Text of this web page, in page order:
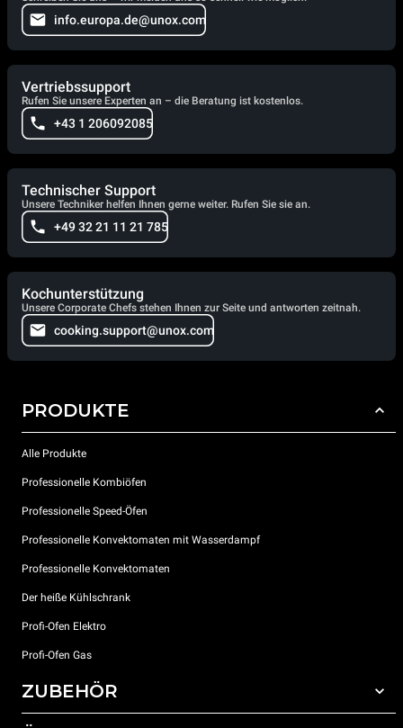
info.europa.de@unox.com
Vertriebssupport
Rufen Sie unsere Experten an – die Beratung ist kostenlos.
+43 1 206092085
Technischer Support
Unsere Techniker helfen Ihnen gerne weiter. Rufen Sie sie an.
+49 32 21 11 21 785
Kochunterstützung
Unsere Corporate Chefs stehen Ihnen zur Seite und antworten zeitnah.
cooking.support@unox.com
PRODUKTE
Alle Produkte
Professionelle Kombiöfen
Professionelle Speed-Öfen
Professionelle Konvektomaten mit Wasserdampf
Professionelle Konvektomaten
Der heiße Kühlschrank
Profi-Ofen Elektro
Profi-Ofen Gas
ZUBEHÖR